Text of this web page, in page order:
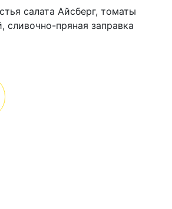
салата Айсберг, томаты
сливочно-пряная заправка